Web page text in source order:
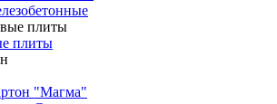
плиты
"Магма"